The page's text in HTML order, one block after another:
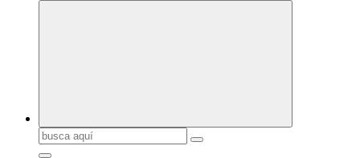
Buscar: